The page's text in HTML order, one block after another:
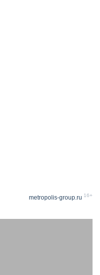
metropolis-group.ru 16+